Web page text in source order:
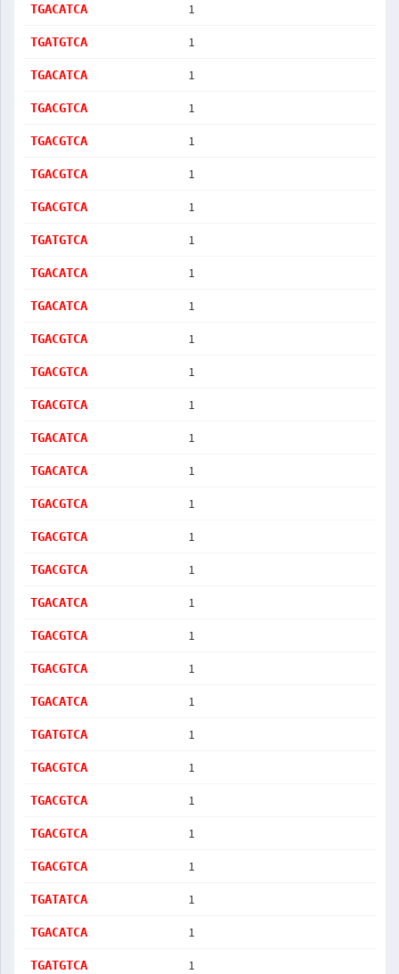
TGACATCA 1
TGATGTCA 1
TGACATCA 1
TGACGTCA 1
TGACGTCA 1
TGACGTCA 1
TGACGTCA 1
TGATGTCA 1
TGACATCA 1
TGACATCA 1
TGACGTCA 1
TGACGTCA 1
TGACGTCA 1
TGACATCA 1
TGACATCA 1
TGACGTCA 1
TGACGTCA 1
TGACGTCA 1
TGACATCA 1
TGACGTCA 1
TGACGTCA 1
TGACATCA 1
TGATGTCA 1
TGACGTCA 1
TGACGTCA 1
TGACGTCA 1
TGACGTCA 1
TGATATCA 1
TGACATCA 1
TGATGTCA 1